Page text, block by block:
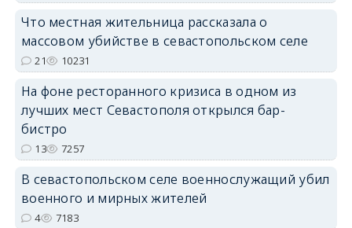
erid: 2SDnjdvhGXG
Что местная жительница рассказала о
массовом убийстве в севастопольском селе
21 10231
На фоне ресторанного кризиса в одном из
лучших мест Севастополя открылся бар-
бистро
13 7257
В севастопольском селе военнослужащий убил
военного и мирных жителей
4 7183